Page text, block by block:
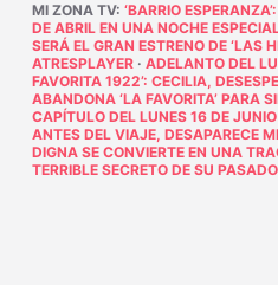
MI ZONA TV: ‘BARRIO
DE ABRIL EN UNA NOCHE
SERÁ EL GRAN ESTRENO DE ‘LAS
ATRESPLAYER· ADELANTO DEL
FAVORITA 1922’: CECILIA,
ABANDONA ‘LA FAVORITA’ PARA
CAPÍTULO DEL LUNES 16 DE
ANTES DEL VIAJE, DESAPARECE
DIGNA SE CONVIERTE EN UNA
TERRIBLE SECRETO DE SU